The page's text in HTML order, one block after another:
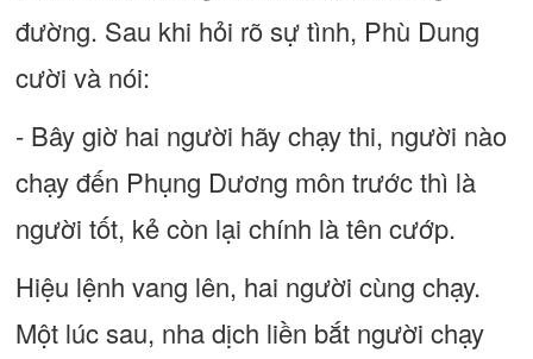
đường. Sau khi hỏi rõ sự tình, Phù Dung
cười và nói:
- Bây giờ hai người hãy chạy thi, người nào
chạy đến Phụng Dương môn trước thì là
người tốt, kẻ còn lại chính là tên cướp.
Hiệu lệnh vang lên, hai người cùng chạy.
Một lúc sau, nha dịch liền bắt người chạy